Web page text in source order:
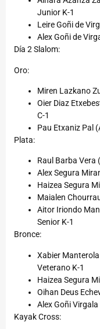
Junior K-1
Leire Goñi de
Alex Goñi de
Día 2 Slalom:
Oro:
Miren Lazkano
Oier Diaz
C-1
Pau Etxaniz Pal
Plata:
Raul Barba Vera
Alex Segura
Haizea Segura
Maialen
Aitor Iriondo
Senior K-1
Bronce:
Xabier
Veterano K-1
Haizea Segura
Oihan Deus
Alex Goñi Virgala
Kayak Cross: